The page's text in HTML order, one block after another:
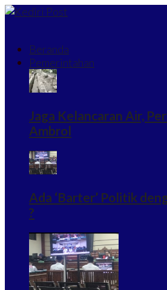
Beranda
Pemerintahan
Jaga Kelancaran Air,
Ambrol
Ada ‘Barter’ Politik
?